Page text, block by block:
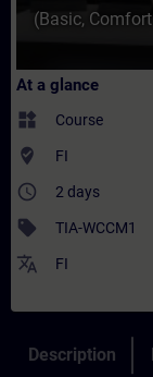
(Basic,
At a glance
widgets Course
where_to_vote FI
access_time 2 days
sell TIA-WCCM1
translate FI
Description